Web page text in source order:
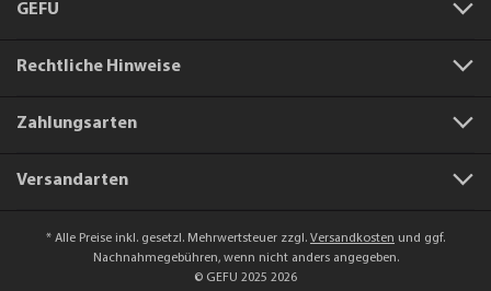
GEFU
Rechtliche Hinweise
Zahlungsarten
Versandarten
* Alle Preise inkl. gesetzl. Mehrwertsteuer zzgl. Versandkosten und ggf.
Nachnahmegebühren, wenn nicht anders angegeben.
© GEFU 2025 2026